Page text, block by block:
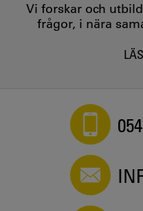
Vi forskar och
frågor, i nära